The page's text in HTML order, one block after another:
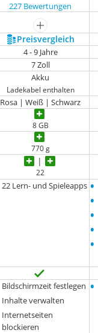
227 Bewertungen
mehr anzeigen
Preis­vergleich
4 - 9 Jahre
7 Zoll
Akku
Ladekabel enthalten
Rosa | Weiß | Schwarz
8 GB
770 g
22
22 Lern- und Spieleapps •
•
•
•
•
Bildschirmzeit festlegen
Inhalte verwalten
Internetseiten
blockieren
•